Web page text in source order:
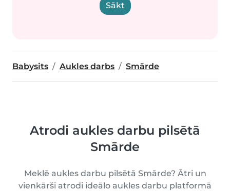
Sākt
Babysits Aukles darbs Smārde
Atrodi aukles darbu pilsētā
Smārde
Meklē aukles darbu pilsētā Smārde? Ātri un
vienkārši atrodi ideālo aukles darbu platformā